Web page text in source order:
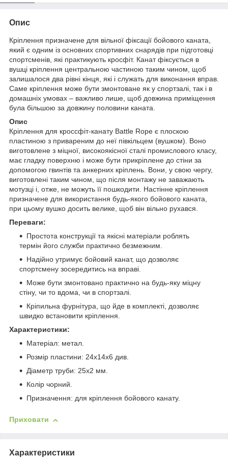
Опис
Кріплення призначене для вільної фіксації бойового каната,
який є одним із основних спортивних снарядів при підготовці
спортсменів, які практикують кросфіт. Канат фіксується в
вушці кріплення центральною частиною таким чином, щоб
залишалося два рівні кінця, які і служать для виконання вправ.
Саме кріплення може бути змонтоване як у спортзалі, так і в
домашніх умовах – важливо лише, щоб довжина приміщення
була більшою за довжину половини каната.
Опис
Кріплення для кроссфіт-канату Battle Rope є плоскою
пластиною з привареним до неї півкільцем (вушком). Воно
виготовлене з міцної, високоякісної сталі промислового класу,
має гладку поверхню і може бути прикріплене до стіни за
допомогою гвинтів та анкерних кріплень. Вони, у свою чергу,
виготовлені таким чином, що після монтажу не заважають
мотузці і, отже, не можуть її пошкодити. Настінне кріплення
призначене для використання будь-якого бойового каната,
при цьому вушко досить велике, щоб він вільно рухався.
Переваги:
Простота конструкції та якісні матеріали роблять
термін його служби практично безмежним.
Надійно утримує бойовий канат, що дозволяє
спортсмену зосередитись на вправі.
Може бути змонтовано практично на будь-яку міцну
стіну, чи то вдома, чи в спортзалі.
Кріпильна фурнітура, що йде в комплекті, дозволяє
швидко встановити кріплення.
Характеристики:
Матеріал: метал.
Розмір пластини: 24х14х6 див.
Діаметр труби: 25х2 мм.
Колір чорний.
Призначення: для кріплення бойового канату.
Приховати
Характеристики